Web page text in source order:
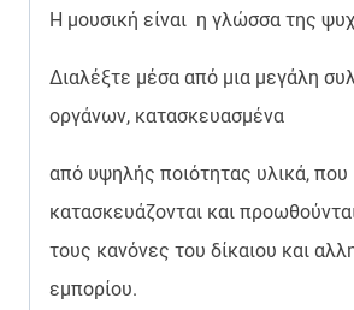
Η μουσική είναι η γλώσσα της
Διαλέξτε μέσα από μια μεγάλη
οργάνων, κατασκευασμένα
από υψηλής ποιότητας υλικά, που
κατασκευάζονται και
τους κανόνες του δίκαιου και
εμπορίου.